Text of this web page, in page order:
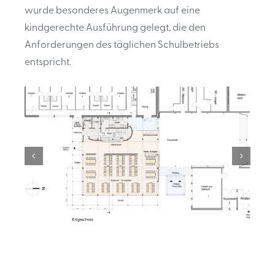
wurde besonderes Augenmerk auf eine
kindgerechte Ausführung gelegt, die den
Anforderungen des täglichen Schulbetriebs
entspricht.